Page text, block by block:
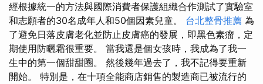
經根據統一的方法與國際消費者保護組織合作測試了實驗室
和志願者的30名成年人和50個因素兒童。 台北整骨推薦 為
了避免日落皮膚老化並防止皮膚癌的發展，即黑色素瘤，定
期使用防曬霜很重要。 當我還是個女孩時，我成為了我一
生中的第一個甜甜圈。 然後幾年過去了，我不記得要重新
開始。 特別是，在十項全能商店銷售的製造商已被流行的